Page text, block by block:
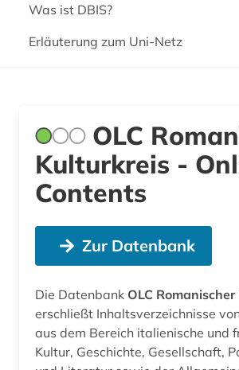
Was ist DBIS?
Erläuterung zum Uni-Netz
OLC
Kulturkreis -
Contents
Zur Datenbank
Die Datenbank OLC
erschließt Inhaltsverzeichnisse
aus dem Bereich italienische und
Kultur, Geschichte, Gesellschaft,